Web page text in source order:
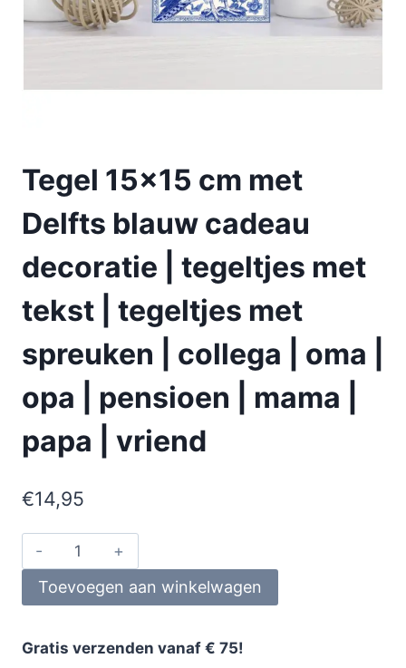
Tegel 15×15 cm met
Delfts blauw cadeau
decoratie | tegeltjes met
tekst | tegeltjes met
spreuken | collega | oma |
opa | pensioen | mama |
papa | vriend
€14,95
Toevoegen aan winkelwagen
Gratis verzenden vanaf € 75!